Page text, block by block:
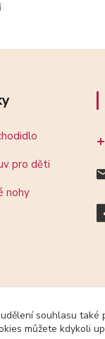
pro děti
nohy
souhlasu také
můžete kdykoli